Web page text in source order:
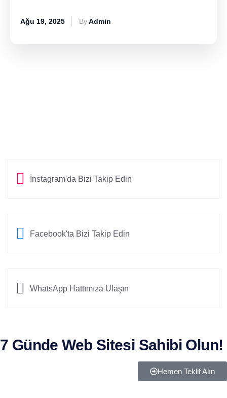
Ağu 19, 2025 ByAdmin
İnstagram'da Bizi Takip Edin
Facebook'ta Bizi Takip Edin
WhatsApp Hattımıza Ulaşın
7 Günde Web Sitesi Sahibi Olun!
Hemen Teklif Alın